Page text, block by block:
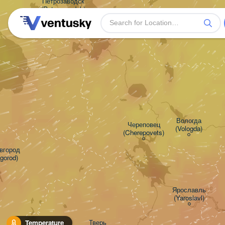
Temperature
(Petrozavodsk)
Ярославль
(Yaroslavl)
Череповец
(Cherepovets)
Тверь
Вологда
(Vologda)